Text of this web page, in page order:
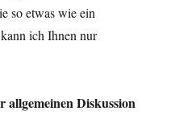
so etwas wie ein
ich Ihnen nur
Diskussion